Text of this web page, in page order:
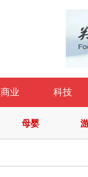
商业 科技
母婴